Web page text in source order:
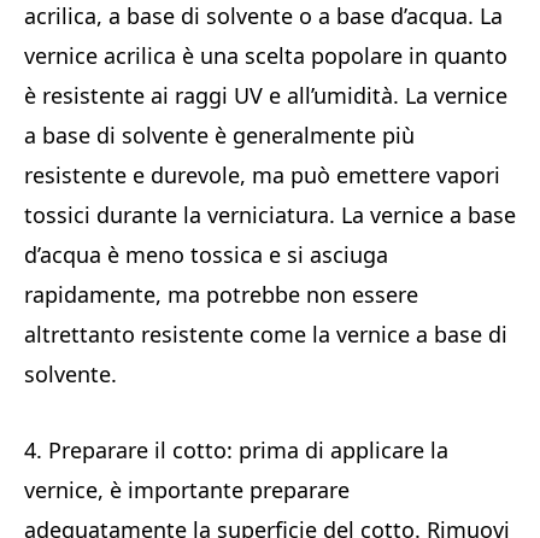
acrilica, a base di solvente o a base d’acqua. La
vernice acrilica è una scelta popolare in quanto
è resistente ai raggi UV e all’umidità. La vernice
a base di solvente è generalmente più
resistente e durevole, ma può emettere vapori
tossici durante la verniciatura. La vernice a base
d’acqua è meno tossica e si asciuga
rapidamente, ma potrebbe non essere
altrettanto resistente come la vernice a base di
solvente.
4. Preparare il cotto: prima di applicare la
vernice, è importante preparare
adeguatamente la superficie del cotto. Rimuovi